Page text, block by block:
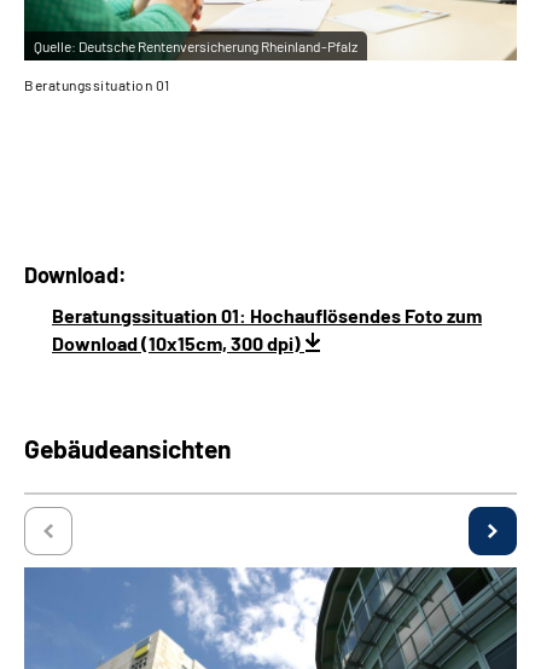
Quelle: Deutsche Rentenversicherung Rheinland-Pfalz
Beratungssituation 01
Download:
Beratungssituation 01: Hochauflösendes Foto zum
Download (10x15cm, 300 dpi)
Gebäudeansichten